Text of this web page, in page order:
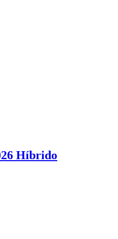
Híbrido